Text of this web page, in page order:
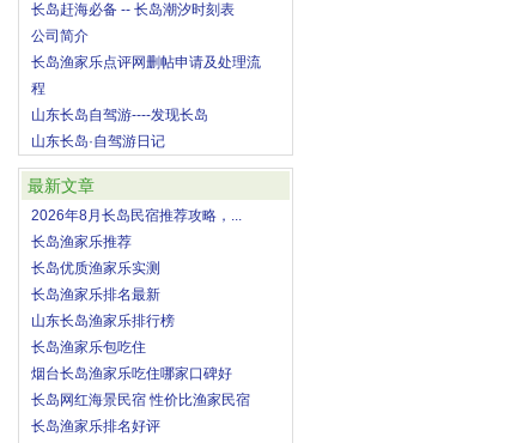
长岛赶海必备 -- 长岛潮汐时刻表
公司简介
长岛渔家乐点评网删帖申请及处理流
程
山东长岛自驾游----发现长岛
山东长岛·自驾游日记
最新文章
2026年8月长岛民宿推荐攻略，...
长岛渔家乐推荐
长岛优质渔家乐实测
长岛渔家乐排名最新
山东长岛渔家乐排行榜
长岛渔家乐包吃住
烟台长岛渔家乐吃住哪家口碑好
长岛网红海景民宿 性价比渔家民宿
长岛渔家乐排名好评